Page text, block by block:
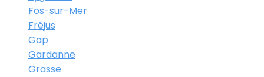
Fos-sur-Mer
Fréjus
Gap
Gardanne
Grasse